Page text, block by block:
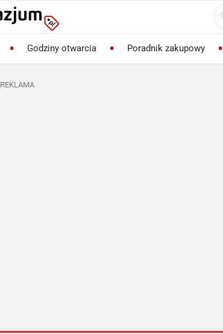
Godziny otwarcia Poradnik zakupowy
REKLAMA